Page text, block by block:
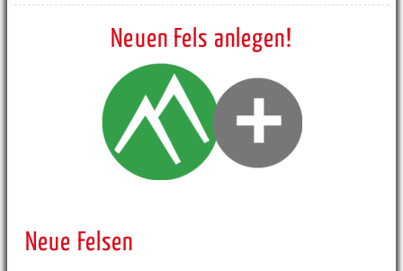
Neuen Fels anlegen!
Neue Felsen